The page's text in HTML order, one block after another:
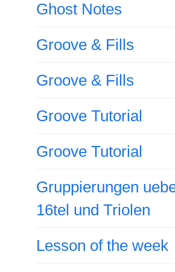
Ghost Notes
Groove & Fills
Groove & Fills
Groove Tutorial
Groove Tutorial
Gruppierungen
16tel und Triolen
Lesson of the week